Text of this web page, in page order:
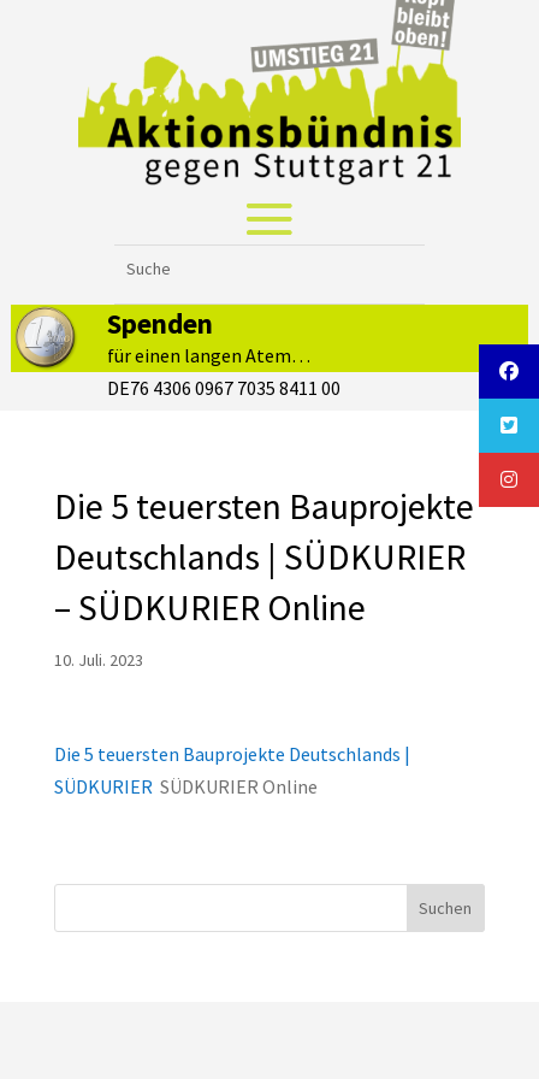
Spenden
für einen langen Atem…
DE76 4306 0967 7035 8411 00
Die 5 teuersten Bauprojekte
Deutschlands | SÜDKURIER
– SÜDKURIER Online
10. Juli. 2023
Die 5 teuersten Bauprojekte Deutschlands |
SÜDKURIER SÜDKURIER Online
Suchen